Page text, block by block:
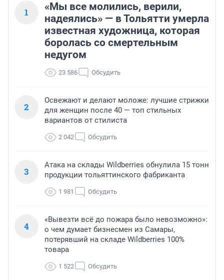
1
«Мы все молились, верили,
надеялись» — в Тольятти умерла
известная художница, которая
боролась со смертельным
недугом
23 586 Обсудить
2
Освежают и делают моложе: лучшие стрижки
для женщин после 40 — топ стильных
вариантов от стилиста
2 042 Обсудить
3
Атака на склады Wildberries обнулила 15 тонн
продукции тольяттинского фабриканта
1 981 Обсудить
4
«Вывезти всё до пожара было невозможно»:
о чем думает бизнесмен из Самары,
потерявший на складе Wildberries 100%
товара
1 522 Обсудить